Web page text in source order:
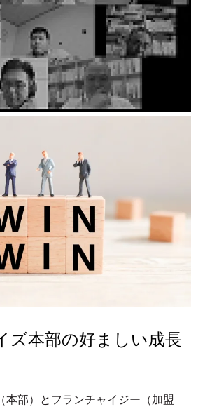
ズ本部の好ましい成長
本部）とフランチャイジー（加盟